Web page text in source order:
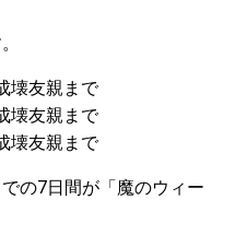
壊友親まで
壊友親まで
壊友親まで
の7日間が「魔のウィー